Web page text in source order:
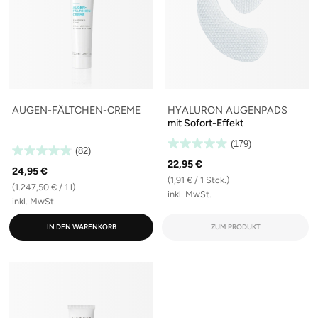
AUGEN-FÄLTCHEN-CREME
(82)
24,95 €
(1.247,50 € / 1 l)
inkl. MwSt.
IN DEN WARENKORB
HYALURON AUGENPADS
mit Sofort-Effekt
(179)
22,95 €
(1,91 € / 1 Stck.)
inkl. MwSt.
ZUM PRODUKT